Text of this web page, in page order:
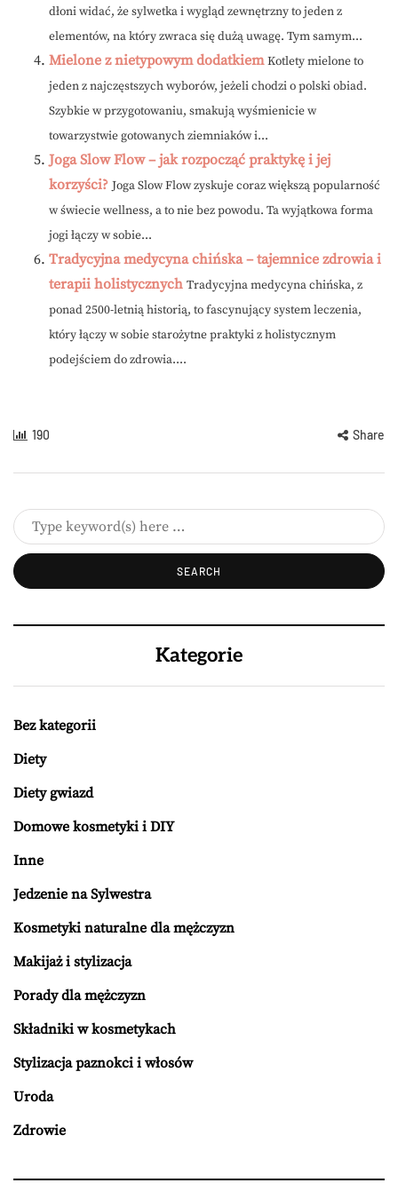
dłoni widać, że sylwetka i wygląd zewnętrzny to jeden z
elementów, na który zwraca się dużą uwagę. Tym samym...
Mielone z nietypowym dodatkiem Kotlety mielone to
jeden z najczęstszych wyborów, jeżeli chodzi o polski obiad.
Szybkie w przygotowaniu, smakują wyśmienicie w
towarzystwie gotowanych ziemniaków i...
Joga Slow Flow – jak rozpocząć praktykę i jej
korzyści? Joga Slow Flow zyskuje coraz większą popularność
w świecie wellness, a to nie bez powodu. Ta wyjątkowa forma
jogi łączy w sobie...
Tradycyjna medycyna chińska – tajemnice zdrowia i
terapii holistycznych Tradycyjna medycyna chińska, z
ponad 2500-letnią historią, to fascynujący system leczenia,
który łączy w sobie starożytne praktyki z holistycznym
podejściem do zdrowia....
190 Share
Kategorie
Bez kategorii
Diety
Diety gwiazd
Domowe kosmetyki i DIY
Inne
Jedzenie na Sylwestra
Kosmetyki naturalne dla mężczyzn
Makijaż i stylizacja
Porady dla mężczyzn
Składniki w kosmetykach
Stylizacja paznokci i włosów
Uroda
Zdrowie